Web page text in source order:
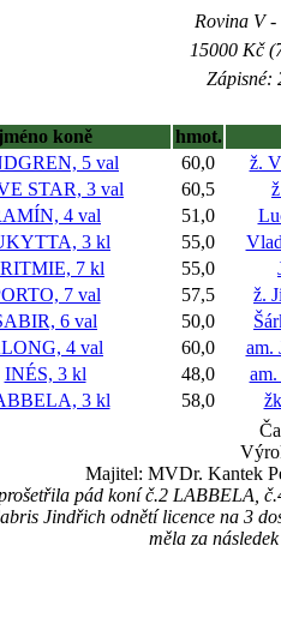
Rovina V
15000 Kč
Zápisné:
jméno koně
hmot.
5 val 60,0
ž.
STAR, 3 val 60,5
4 val 51,0
3 kl 55,0
7 kl 55,0
7 val 57,5
ž.
6 val 50,0
4 val 60,0
am.
INÉS, 3 kl 48,0
3 kl 58,0
Majitel: MVDr. Kantek
pád koní č.2 LABBELA,
Jindřich odnětí licence na 3
měla za